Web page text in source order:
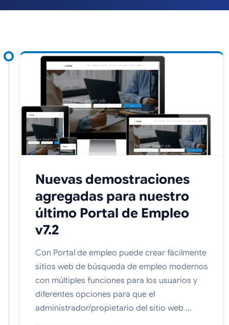
Nuevas demostraciones
agregadas para nuestro
último Portal de Empleo
v7.2
Con Portal de empleo puede crear fácilmente
sitios web de búsqueda de empleo modernos
con múltiples funciones para los usuarios y
diferentes opciones para que el
administrador/propietario del sitio web ...